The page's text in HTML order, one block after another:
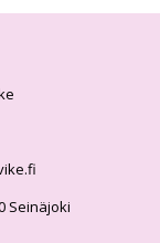
Seinäjoki